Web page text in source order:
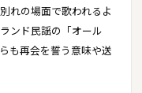
れの場面で歌われるよ
ンド民謡の「オール
も再会を誓う意味や送